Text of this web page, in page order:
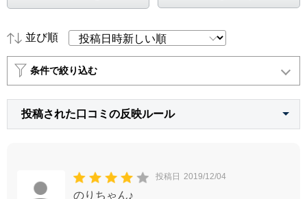
並び順
条件で絞り込む
投稿された口コミの反映ルール
投稿日 2019/12/04
のりちゃん♪